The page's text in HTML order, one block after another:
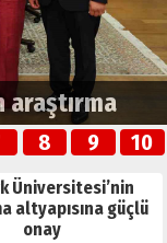
8 9 10
Üniversitesi’nin
altyapısına güçlü
onay